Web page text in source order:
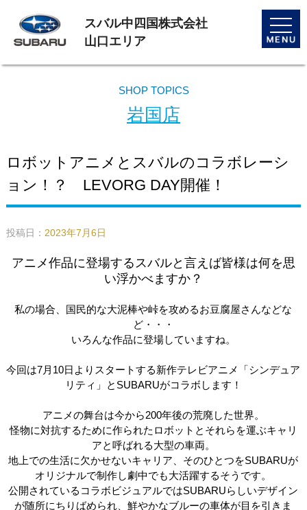
toggle
スバル中四国株式会社
山口エリア
SHOP TOPICS
岩国店
ロボットアニメとスバルのコラボレーシ
ョン！？ LEVORG DAY開催！
投稿日： 2023年7月6日
アニメ作品に登場するスバルと言えば皆様は何を思
い浮かべますか？
私の場合、 国民的な大泥棒や峠を攻めるお豆腐屋さんなどな
ど・・・
いろんな作品に登場していますね。
今回は7月 10日よりスタートする新作テレビアニメ「シンデュア
リティ」と SUBARUがコラボします！
アニメの舞台は今から200年後の荒廃した世界。
怪物に対抗するために作られたロボットとそれらを運ぶキャリ
アと呼ばれる大型の車両。
地上での生活に欠かせないキャリア、そのひとつをSUBARUが
オリジナルで制作し劇中でも大活躍するそうです。
公開されているコラボビジュアルではSUBARUらしいデザイン
が随所にちりばめられ、鮮やかなブルーの車体が目を引きま